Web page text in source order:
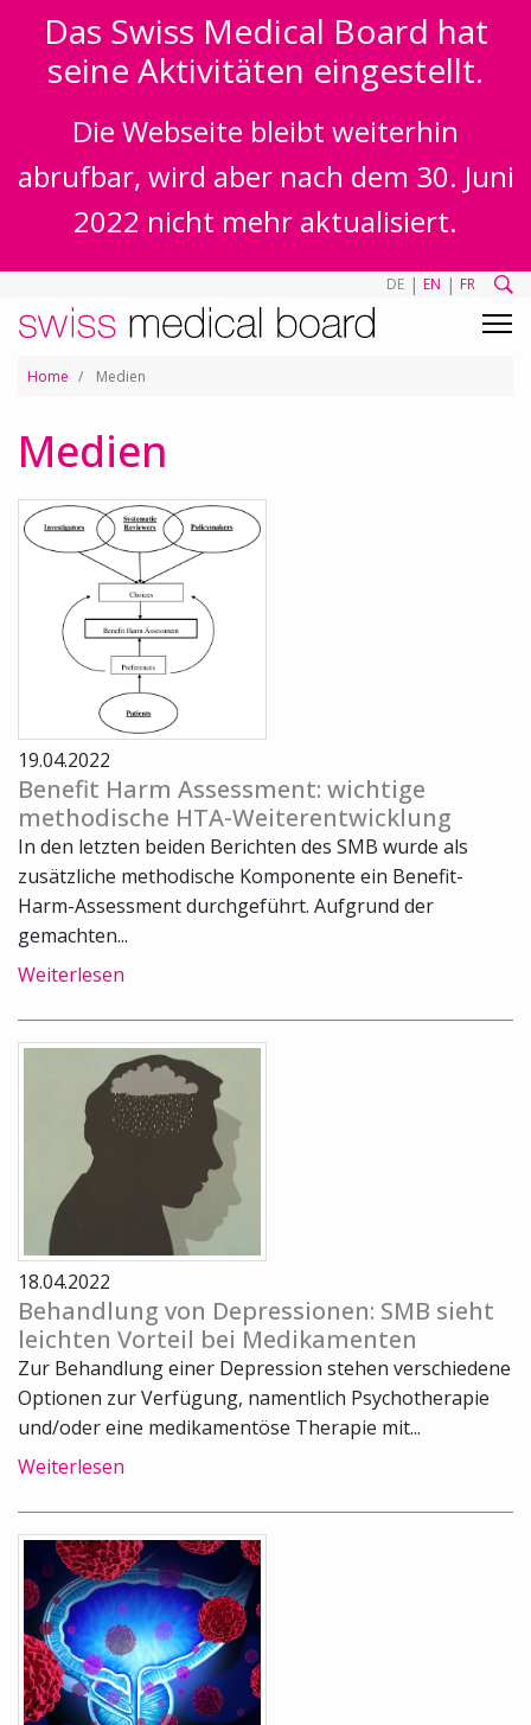
Das Swiss Medical Board hat
seine Aktivitäten eingestellt.
Die Webseite bleibt weiterhin
abrufbar, wird aber nach dem 30. Juni
2022 nicht mehr aktualisiert.
DE | EN | FR
Home Medien
Medien
19.04.2022
Benefit Harm Assessment: wichtige
methodische HTA-Weiterentwicklung
In den letzten beiden Berichten des SMB wurde als
zusätzliche methodische Komponente ein Benefit-
Harm-Assessment durchgeführt. Aufgrund der
gemachten...
Weiterlesen
18.04.2022
Behandlung von Depressionen: SMB sieht
leichten Vorteil bei Medikamenten
Zur Behandlung einer Depression stehen verschiedene
Optionen zur Verfügung, namentlich Psychotherapie
und/oder eine medikamentöse Therapie mit...
Weiterlesen